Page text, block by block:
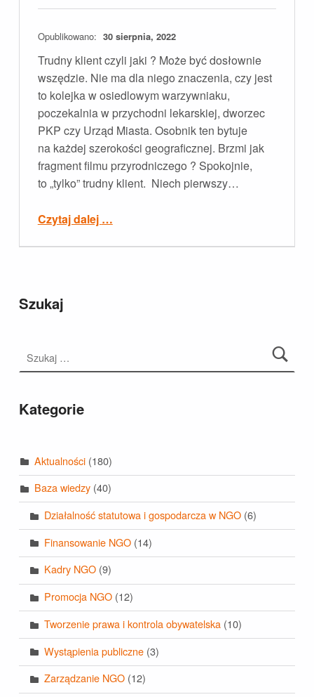
Opublikowano: 30 sierpnia, 2022
Trudny klient czyli jaki ? Może być dosłownie
wszędzie. Nie ma dla niego znaczenia, czy jest
to kolejka w osiedlowym warzywniaku,
poczekalnia w przychodni lekarskiej, dworzec
PKP czy Urząd Miasta. Osobnik ten bytuje
na każdej szerokości geograficznej. Brzmi jak
fragment filmu przyrodniczego ? Spokojnie,
to „tylko” trudny klient. Niech pierwszy…
Czytaj dalej …
Szukaj
Kategorie
Aktualności(180)
Baza wiedzy(40)
Działalność statutowa i gospodarcza w NGO (6)
Finansowanie NGO (14)
Kadry NGO (9)
Promocja NGO (12)
Tworzenie prawa i kontrola obywatelska (10)
Wystąpienia publiczne (3)
Zarządzanie NGO (12)